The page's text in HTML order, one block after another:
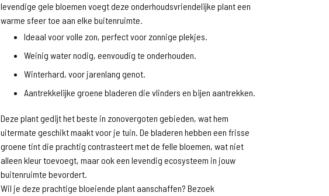
levendige gele bloemen voegt deze onderhoudsvriendelijke plant een
warme sfeer toe aan elke buitenruimte.
Ideaal voor volle zon, perfect voor zonnige plekjes.
Weinig water nodig, eenvoudig te onderhouden.
Winterhard, voor jarenlang genot.
Aantrekkelijke groene bladeren die vlinders en bijen aantrekken.
Deze plant gedijt het beste in zonovergoten gebieden, wat hem
uitermate geschikt maakt voor je tuin. De bladeren hebben een frisse
groene tint die prachtig contrasteert met de felle bloemen, wat niet
alleen kleur toevoegt, maar ook een levendig ecosysteem in jouw
buitenruimte bevordert.
Wil je deze prachtige bloeiende plant aanschaffen? Bezoek